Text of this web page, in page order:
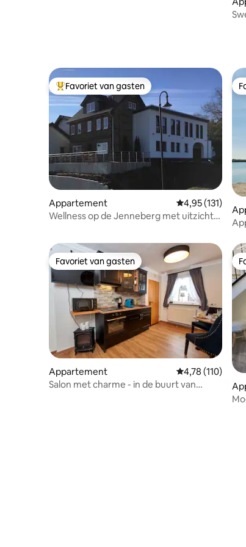
Topfavoriet van gasten
Favoriet van gasten
Appartement Gemiddelde
4,95 (131)
Wellness op de Jenneberg met uitzicht
Favoriet van gasten
Favoriet van gasten
Appartement Gemiddelde
4,78 (110)
Salon met charme - in de buurt van